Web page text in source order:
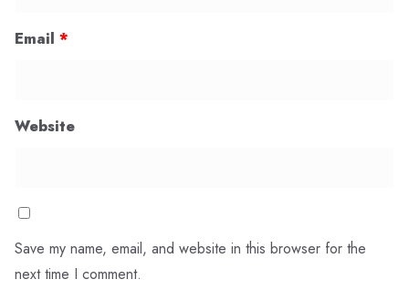
Email *
Website
Save my name, email, and website in this browser for the
next time I comment.